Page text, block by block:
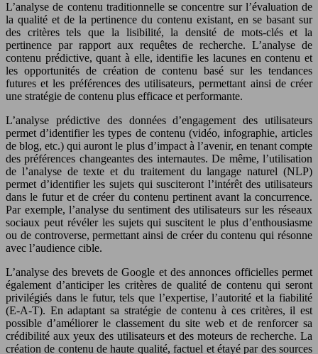
L’analyse de contenu traditionnelle se concentre sur l’évaluation de
la qualité et de la pertinence du contenu existant, en se basant sur
des critères tels que la lisibilité, la densité de mots-clés et la
pertinence par rapport aux requêtes de recherche. L’analyse de
contenu prédictive, quant à elle, identifie les lacunes en contenu et
les opportunités de création de contenu basé sur les tendances
futures et les préférences des utilisateurs, permettant ainsi de créer
une stratégie de contenu plus efficace et performante.
L’analyse prédictive des données d’engagement des utilisateurs
permet d’identifier les types de contenu (vidéo, infographie, articles
de blog, etc.) qui auront le plus d’impact à l’avenir, en tenant compte
des préférences changeantes des internautes. De même, l’utilisation
de l’analyse de texte et du traitement du langage naturel (NLP)
permet d’identifier les sujets qui susciteront l’intérêt des utilisateurs
dans le futur et de créer du contenu pertinent avant la concurrence.
Par exemple, l’analyse du sentiment des utilisateurs sur les réseaux
sociaux peut révéler les sujets qui suscitent le plus d’enthousiasme
ou de controverse, permettant ainsi de créer du contenu qui résonne
avec l’audience cible.
L’analyse des brevets de Google et des annonces officielles permet
également d’anticiper les critères de qualité de contenu qui seront
privilégiés dans le futur, tels que l’expertise, l’autorité et la fiabilité
(E-A-T). En adaptant sa stratégie de contenu à ces critères, il est
possible d’améliorer le classement du site web et de renforcer sa
crédibilité aux yeux des utilisateurs et des moteurs de recherche. La
création de contenu de haute qualité, factuel et étayé par des sources